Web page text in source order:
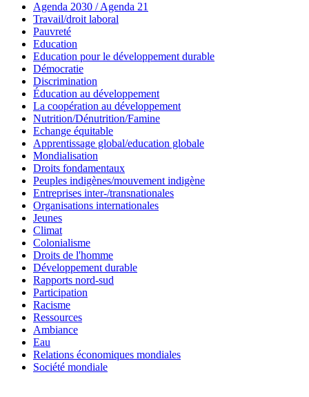
Agenda 2030 / Agenda 21
Travail/droit laboral
Pauvreté
Education
Education pour le développement durable
Démocratie
Discrimination
Éducation au développement
La coopération au développement
Nutrition/Dénutrition/Famine
Echange équitable
Apprentissage global/education globale
Mondialisation
Droits fondamentaux
Peuples indigènes/mouvement indigène
Entreprises inter-/transnationales
Organisations internationales
Jeunes
Climat
Colonialisme
Droits de l'homme
Développement durable
Rapports nord-sud
Participation
Racisme
Ressources
Ambiance
Eau
Relations économiques mondiales
Société mondiale